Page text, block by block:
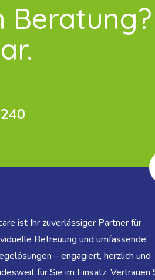
Beratung?
ist Ihr zuverlässiger Partner für
Betreuung und umfassende
– engagiert, herzlich und
für Sie im Einsatz. Vertrauen